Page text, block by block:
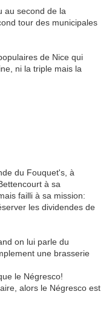
au second de la
tour des municipales
de Nice qui
ni la triple mais la
du Fouquet's, à
à sa
failli à sa mission:
les dividendes de
on lui parle du
une brasserie
le Négresco!
alors le Négresco est